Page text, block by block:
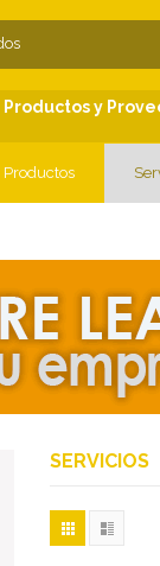
Close
y
Productos
SERVICIOS